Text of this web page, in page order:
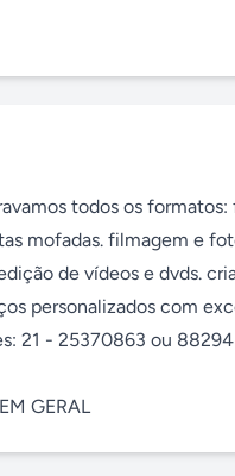
todos os
mofadas. filmagem e
de vídeos e dvds.
personalizados com
21 - 25370863 ou
GERAL